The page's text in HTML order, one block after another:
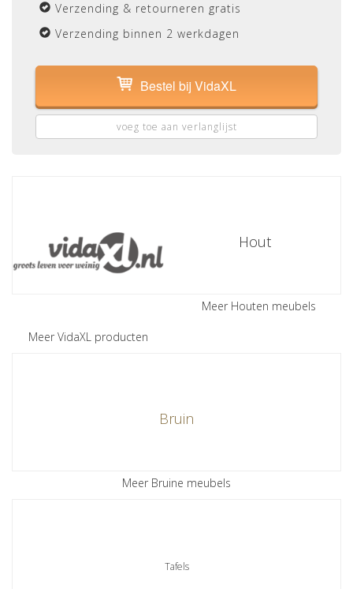
Verzending & retourneren gratis
Verzending binnen 2 werkdagen
Bestel bij VidaXL
voeg toe aan verlanglijst
Meer VidaXL producten
Hout
Meer Houten meubels
Bruin
Meer Bruine meubels
Tafels